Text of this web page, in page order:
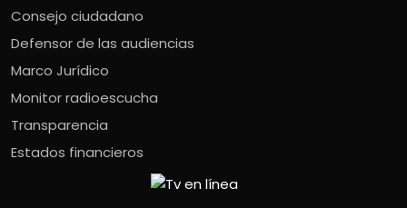
Consejo ciudadano
Defensor de las audiencias
Marco Jurídico
Monitor radioescucha
Transparencia
Estados financieros